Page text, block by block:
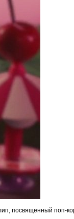
посвященный поп-